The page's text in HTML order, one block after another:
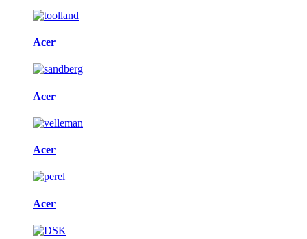
Acer
Acer
Acer
Acer